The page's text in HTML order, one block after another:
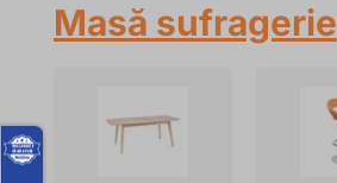
Masă sufragerie